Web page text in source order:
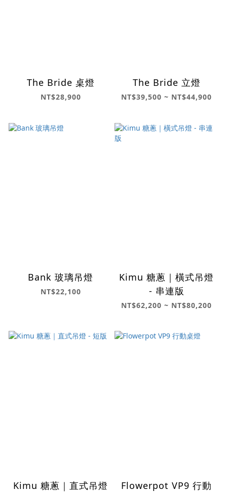
The Bride 桌燈
NT$28,900
The Bride 立燈
NT$39,500 ~ NT$44,900
Bank 玻璃吊燈
NT$22,100
Kimu 糖蔥｜橫式吊燈
- 串連版
NT$62,200 ~ NT$80,200
Kimu 糖蔥｜直式吊燈
Flowerpot VP9 行動